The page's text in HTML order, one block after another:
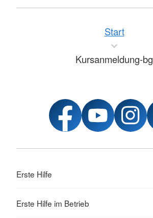
Start
Kursanmeldung-bg
Erste Hilfe
Erste Hilfe im Betrieb